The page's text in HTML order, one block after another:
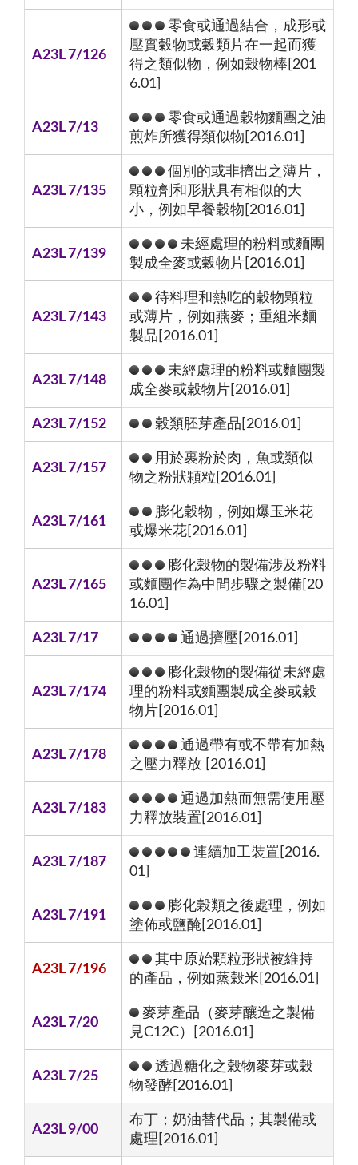
A23L 7/126
零食或通過結合，成形或
壓實穀物或穀類片在一起而獲
得之類似物，例如穀物棒[201
6.01]
A23L 7/13
零食或通過穀物麵團之油
煎炸所獲得類似物[2016.01]
A23L 7/135
個別的或非擠出之薄片，
顆粒劑和形狀具有相似的大
小，例如早餐穀物[2016.01]
A23L 7/139
未經處理的粉料或麵團
製成全麥或穀物片[2016.01]
A23L 7/143
待料理和熱吃的穀物顆粒
或薄片，例如燕麥；重組米麵
製品[2016.01]
A23L 7/148
未經處理的粉料或麵團製
成全麥或穀物片[2016.01]
A23L 7/152 穀類胚芽產品[2016.01]
A23L 7/157
用於裹粉於肉，魚或類似
物之粉狀顆粒[2016.01]
A23L 7/161
膨化穀物，例如爆玉米花
或爆米花[2016.01]
A23L 7/165
膨化穀物的製備涉及粉料
或麵團作為中間步驟之製備[20
16.01]
A23L 7/17 通過擠壓[2016.01]
A23L 7/174
膨化穀物的製備從未經處
理的粉料或麵團製成全麥或穀
物片[2016.01]
A23L 7/178
通過帶有或不帶有加熱
之壓力釋放 [2016.01]
A23L 7/183
通過加熱而無需使用壓
力釋放裝置[2016.01]
A23L 7/187
連續加工裝置[2016.
01]
A23L 7/191
膨化榖類之後處理，例如
塗佈或鹽醃[2016.01]
A23L 7/196
其中原始顆粒形狀被維持
的產品，例如蒸穀米[2016.01]
A23L 7/20
麥芽產品（麥芽釀造之製備
見C12C）[2016.01]
A23L 7/25
透過糖化之穀物麥芽或穀
物發酵[2016.01]
A23L 9/00
布丁；奶油替代品；其製備或
處理[2016.01]